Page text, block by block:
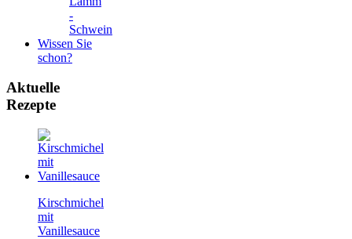
-
Schwein
Wissen Sie
schon?
Aktuelle
Rezepte
Kirschmichel
mit
Vanillesauce